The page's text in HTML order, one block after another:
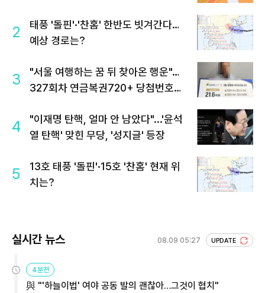
2
태풍 '돌핀'·'찬홈' 한반도 빗겨간다…
예상 경로는?
3
"서울 여행하는 꿈 뒤 찾아온 행운"…
327회차 연금복권720+ 당첨번호조
4
"이재명 탄핵, 얼마 안 남았다"...'윤석
열 탄핵' 맞힌 무당, '성지글' 등장
5
13호 태풍 '돌핀'·15호 '찬홈' 현재 위
치는?
실시간 뉴스 08.09 05:27 UPDATE
4분전
與 "'하늘이법' 여야 공동 발의 괜찮아…그것이 협치"